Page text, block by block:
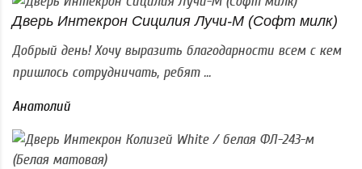
Дверь Интекрон Сицилия Лучи-М (Софт милк)
Добрый день! Хочу выразить благодарности всем с кем
пришлось сотрудничать, ребят ...
Анатолий